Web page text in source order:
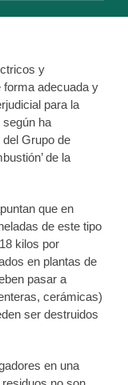
y
adecuada y
para la
ha
Grupo de
de la
que en
de este tipo
kilos por
en plantas de
pasar a
cerámicas)
ser destruidos
en una